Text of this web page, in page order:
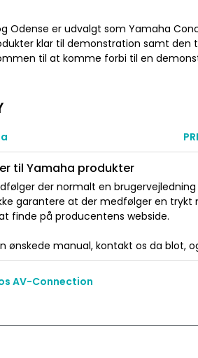
Odense er udvalgt som Yamaha
klar til demonstration samt den
til at komme forbi til en
til Yamaha produkter
der normalt en
garantere at der medfølger en trykt
finde på producentens webside.
ønskede manual, kontakt os da blot,
AV-Connection